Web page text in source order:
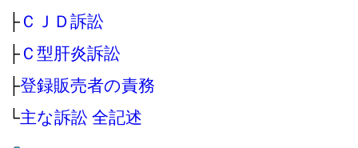
├ ＣＪＤ訴訟
├ Ｃ型肝炎訴訟
├登録販売者の責務
└主な訴訟 全記述